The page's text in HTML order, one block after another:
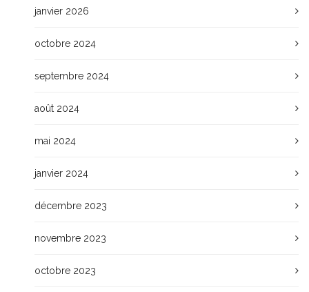
janvier 2026
octobre 2024
septembre 2024
août 2024
mai 2024
janvier 2024
décembre 2023
novembre 2023
octobre 2023